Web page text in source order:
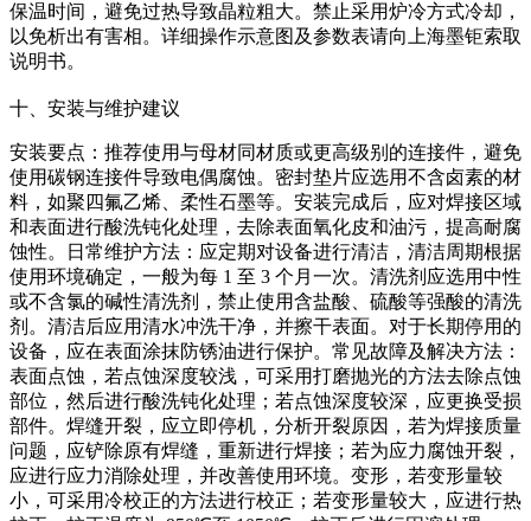
保温时间，避免过热导致晶粒粗大。禁止采用炉冷方式冷却，
以免析出有害相。详细操作示意图及参数表请向上海墨钜索取
说明书。
十、安装与维护建议
安装要点：推荐使用与母材同材质或更高级别的连接件，避免
使用碳钢连接件导致电偶腐蚀。密封垫片应选用不含卤素的材
料，如聚四氟乙烯、柔性石墨等。安装完成后，应对焊接区域
和表面进行酸洗钝化处理，去除表面氧化皮和油污，提高耐腐
蚀性。日常维护方法：应定期对设备进行清洁，清洁周期根据
使用环境确定，一般为每 1 至 3 个月一次。清洗剂应选用中性
或不含氯的碱性清洗剂，禁止使用含盐酸、硫酸等强酸的清洗
剂。清洁后应用清水冲洗干净，并擦干表面。对于长期停用的
设备，应在表面涂抹防锈油进行保护。常见故障及解决方法：
表面点蚀，若点蚀深度较浅，可采用打磨抛光的方法去除点蚀
部位，然后进行酸洗钝化处理；若点蚀深度较深，应更换受损
部件。焊缝开裂，应立即停机，分析开裂原因，若为焊接质量
问题，应铲除原有焊缝，重新进行焊接；若为应力腐蚀开裂，
应进行应力消除处理，并改善使用环境。变形，若变形量较
小，可采用冷校正的方法进行校正；若变形量较大，应进行热